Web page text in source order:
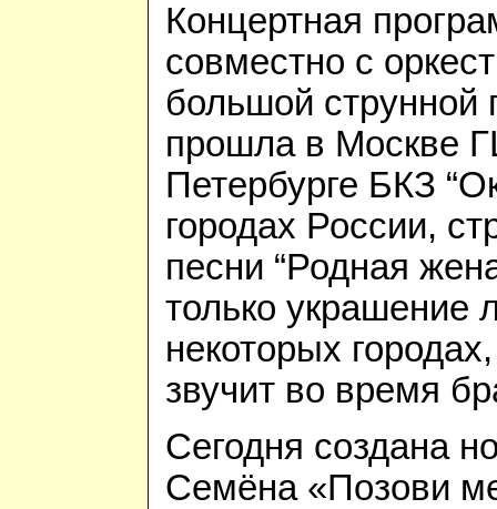
Концертная
совместно с
большой струнной
прошла в Москве
Петербурге БКЗ
городах России,
песни “Родная
только украшение
некоторых
звучит во время
Сегодня создана
Семёна «Позови